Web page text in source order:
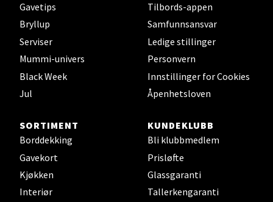
Gavetips
Bryllup
Serviser
Mummi-univers
Black Week
Jul
Tilbords-appen
Samfunnsansvar
Ledige stillinger
Personvern
Innstillinger for Cookies
Åpenhetsloven
SORTIMENT
Borddekking
Gavekort
Kjøkken
Interiør
KUNDEKLUBB
Bli klubbmedlem
Prisløfte
Glassgaranti
Tallerkengaranti
Sandvika - Thon Senter Sandvika
Brodtkorbsgate 7, 1338 Sandvika
Bergen - Thon Senter Sartor